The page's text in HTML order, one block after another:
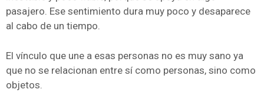
pasajero. Ese sentimiento dura muy poco y desaparece
al cabo de un tiempo.
El vínculo que une a esas personas no es muy sano ya
que no se relacionan entre sí como personas, sino como
objetos.